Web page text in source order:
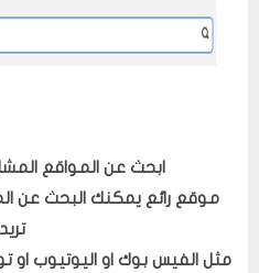
ابحث عن المواقع
موقع رائع يمكنك البحث عن
تريد
مثل الفيس بوك او اليوتيوب او